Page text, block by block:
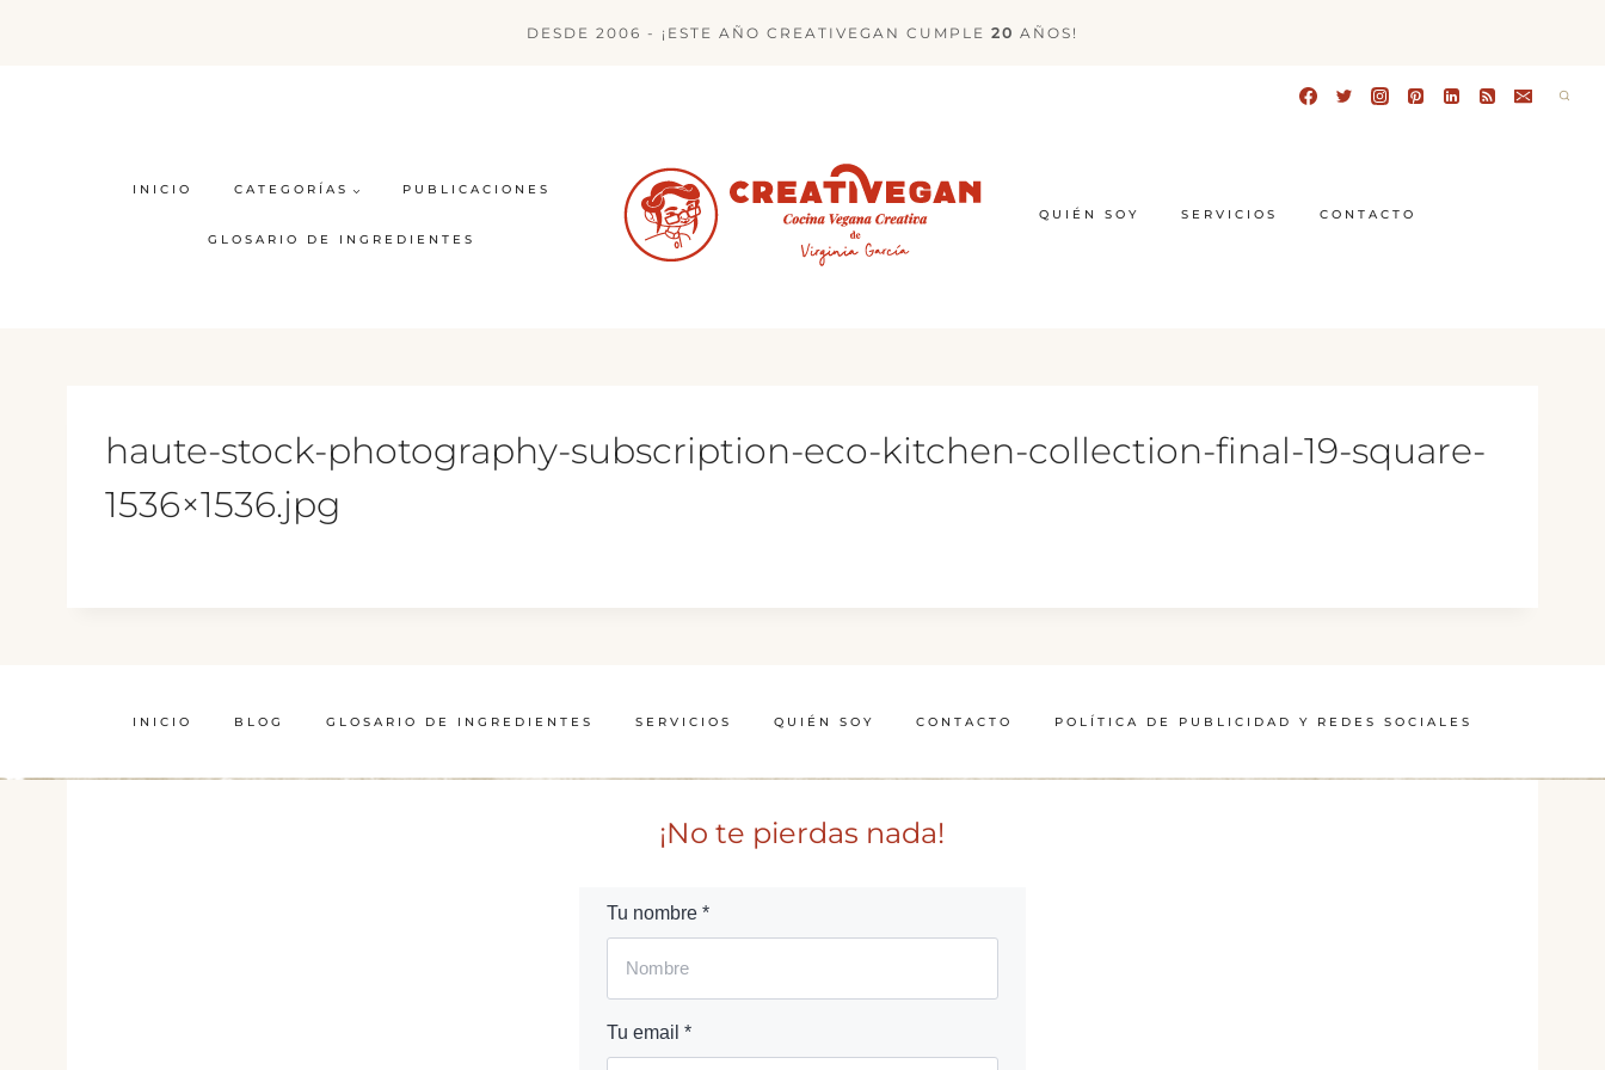
DESDE 2006 - ¡ESTE AÑO CREATIVEGAN CUMPLE 20 AÑOS!
INICIO CATEGORÍAS PUBLICACIONES
GLOSARIO DE INGREDIENTES
QUIÉN SOY SERVICIOS CONTACTO
haute-stock-photography-subscription-eco-kitchen-collection-final-19-square-
1536×1536.jpg
INICIO BLOG GLOSARIO DE INGREDIENTES SERVICIOS QUIÉN SOY CONTACTO POLÍTICA DE PUBLICIDAD Y REDES SOCIALES
¡No te pierdas nada!
Tu nombre *
Tu email *